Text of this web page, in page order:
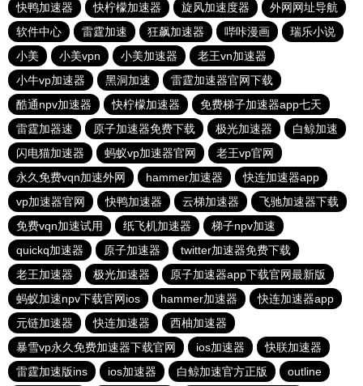
快鸭加速器
快柠檬加速器 旋风加速度器
外网网址导航
软件中心
雷霆加速 狂飙加速器 哔咔漫画
瑞乐小说
小美
小美vpn 小美加速器
老王vn加速器
小牛vp加速器
黑洞加速
雷霆加速器官网下载
酷通npv加速器
快柠檬加速器
免费梯子加速器app七天
雷霆加器速
原子加速器免费下载 极光加速器
白鲸加速
闪电猫加速器
蚂蚁vp加速器官网
老王vp官网
永久免费vqn加速外网
hammer加速器
快连加速器app
vp加速器官网
快鸭加速器 云梯加速器
飞驰加速器下载
免费vqn加速试用
纸飞机加速器
梯子npv加速
quickq加速器
原子加速器
twitter加速器免费下载
老王加速器
极光加速器
原子加速器app下载官网最新版
蚂蚁加速npv下载官网ios
hammer加速器
快连加速器app
元链加速器
快连加速器
西柚加速器
暴雪vp永久免费加速器下载官网
ios加速器
快联加速器
雷霆加速版ins
ios加速器 白鲸加速官方正版 outline